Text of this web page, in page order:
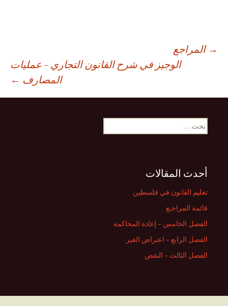
تصفّح
→ المراجع
الوجيز في شرح القانون التجاري – عمليات
المصارف ←
عن:
أحدث المقالات
تعليم القانون في فلسطين
قائمة المراجـع
الفصل الخامس – إعادة المحاكمة
الفصل الرابع – اعتراض الغير
الفصل الثالث – النقض